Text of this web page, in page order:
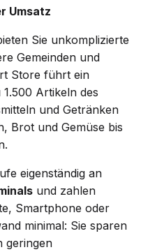
Umsatz
Sie unkomplizierte
Gemeinden und
Store führt ein
Artikeln des
und Getränken
Brot und Gemüse bis
eigenständig an
und zahlen
Smartphone oder
minimal: Sie sparen
geringen